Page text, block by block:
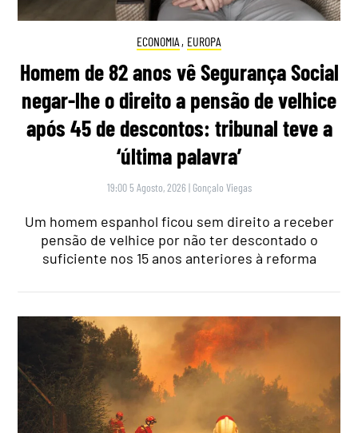
ECONOMIA , EUROPA
Homem de 82 anos vê Segurança Social
negar-lhe o direito a pensão de velhice
após 45 de descontos: tribunal teve a
‘última palavra’
19:00 5 Agosto, 2026 | Gonçalo Viegas
Um homem espanhol ficou sem direito a receber
pensão de velhice por não ter descontado o
suficiente nos 15 anos anteriores à reforma